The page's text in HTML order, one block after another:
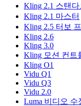
Kling 2.1 스탠다
Kling 2.1 마스터
Kling 2.5 터보
Kling 2.6
Kling 3.0
Kling 모션 컨트
Kling O1
Vidu Q1
Vidu Q3
Vidu 2.0
Luma 비디오 수